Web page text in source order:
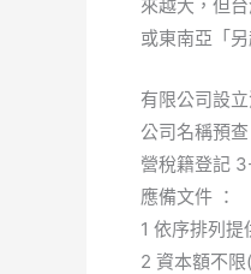
來越大，但
或東南亞「
有限公司設立
公司名稱預
營稅籍登記
應備文件 ：
1 依序排列
2 資本額不